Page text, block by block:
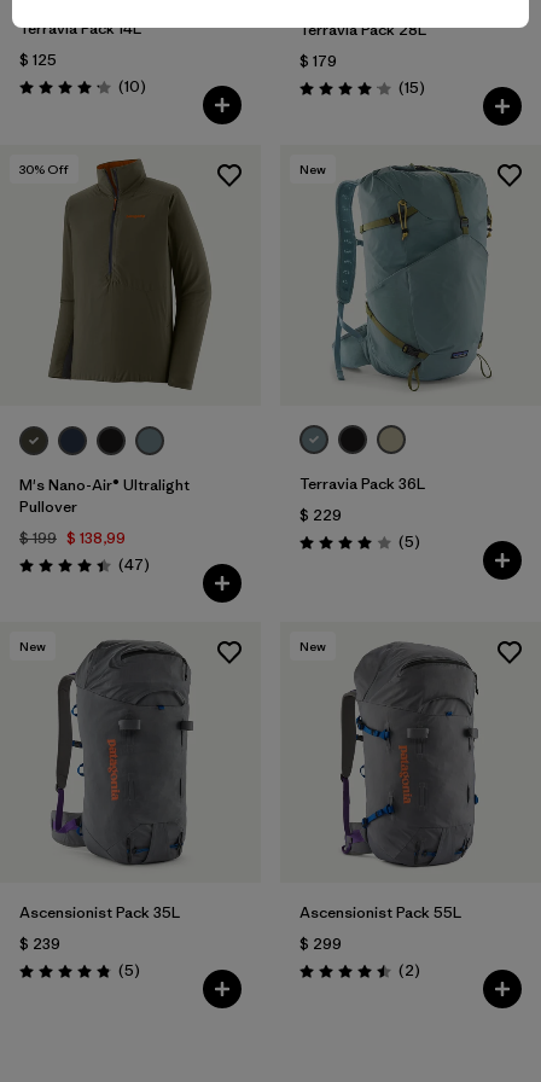
Terravia Pack 14L
$ 125
Valoración: 4.2 / 5
(10Comentarios
)
Terravia Pack 28L
$ 179
Valoración: 4.1 / 5
(15Comentarios
)
30% Off
M's Nano-Air® Ultralight
Pullover
$ 199 $ 138,99
Valoración: 4.4 / 5
(47Comentarios
)
New
Terravia Pack 36L
$ 229
Valoración: 4.0 / 5
(5Comentarios
)
New
Ascensionist Pack 35L
$ 239
Valoración: 4.8 / 5
(5Comentarios
)
New
Ascensionist Pack 55L
$ 299
Valoración: 4.5 / 5
(2Comentarios
)